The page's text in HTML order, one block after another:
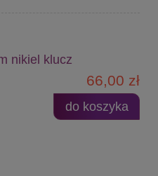
nikiel klucz
66,00 zł
do koszyka